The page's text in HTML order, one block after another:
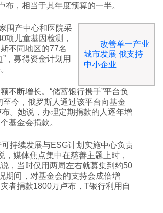
布，相当于其年度预算的一半。
改善单一产业
城市发展 俄支持
中小企业
围产中心和医院采
项儿童基因检测，
不同地区的77名
，募得资金计划用
不断增长。“储蓄银行携手”平台负
今，俄罗斯人通过该平台向基金
。她说，办理定期捐款的人逐年增
基金会捐款。
持续发展与ESG计划实施中心负责
媒体焦点集中在慈善主题上时，
，当时仅用两周左右就募集到约50
期间，对基金会的支持会成倍增
者捐款1800万卢布，T银行利用自